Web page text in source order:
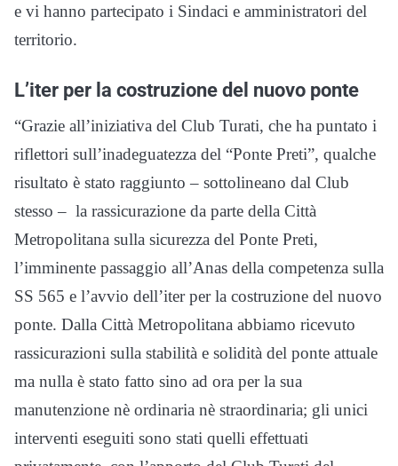
e vi hanno partecipato i Sindaci e amministratori del
territorio.
L’iter per la costruzione del nuovo ponte
“Grazie all’iniziativa del Club Turati, che ha puntato i
riflettori sull’inadeguatezza del “Ponte Preti”, qualche
risultato è stato raggiunto – sottolineano dal Club
stesso – la rassicurazione da parte della Città
Metropolitana sulla sicurezza del Ponte Preti,
l’imminente passaggio all’Anas della competenza sulla
SS 565 e l’avvio dell’iter per la costruzione del nuovo
ponte. Dalla Città Metropolitana abbiamo ricevuto
rassicurazioni sulla stabilità e solidità del ponte attuale
ma nulla è stato fatto sino ad ora per la sua
manutenzione nè ordinaria nè straordinaria; gli unici
interventi eseguiti sono stati quelli effettuati